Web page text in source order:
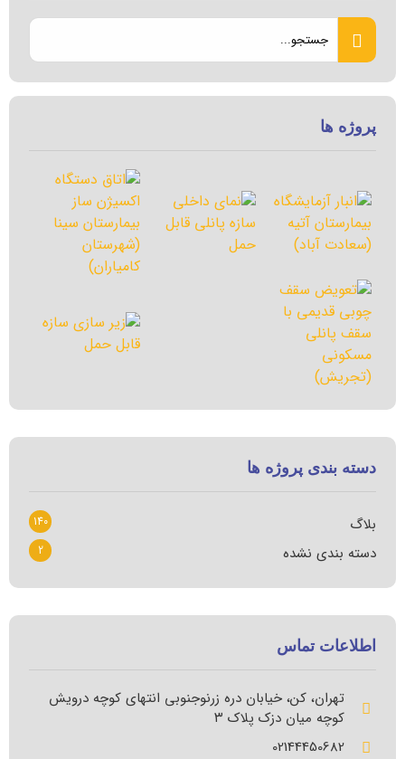
پروژه ها
دسته بندی پروژه ها
بلاگ 140
دسته بندی نشده 2
اطلاعات تماس
تهران، کن، خیابان دره زرنوجنوبی انتهای کوچه درویش
کوچه میان دزک پلاک ۳
02144450682